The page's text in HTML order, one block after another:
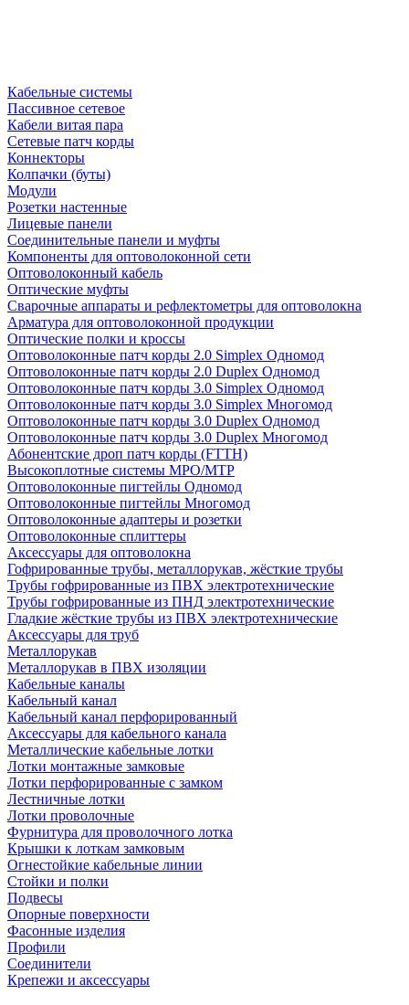
Кабельные системы
Пассивное сетевое
Кабели витая пара
Сетевые патч корды
Коннекторы
Колпачки (буты)
Модули
Розетки настенные
Лицевые панели
Соединительные панели и муфты
Компоненты для оптоволоконной сети
Оптоволоконный кабель
Оптические муфты
Сварочные аппараты и рефлектометры для оптоволокна
Арматура для оптоволоконной продукции
Оптические полки и кроссы
Оптоволоконные патч корды 2.0 Simplex Одномод
Оптоволоконные патч корды 2.0 Duplex Одномод
Оптоволоконные патч корды 3.0 Simplex Одномод
Оптоволоконные патч корды 3.0 Simplex Многомод
Оптоволоконные патч корды 3.0 Duplex Одномод
Оптоволоконные патч корды 3.0 Duplex Многомод
Абонентские дроп патч корды (FTTH)
Высокоплотные системы MPO/MTP
Оптоволоконные пигтейлы Одномод
Оптоволоконные пигтейлы Многомод
Оптоволоконные адаптеры и розетки
Оптоволоконные сплиттеры
Аксессуары для оптоволокна
Гофрированные трубы, металлорукав, жёсткие трубы
Трубы гофрированные из ПВХ электротехнические
Трубы гофрированные из ПНД электротехнические
Гладкие жёсткие трубы из ПВХ электротехнические
Аксессуары для труб
Металлорукав
Металлорукав в ПВХ изоляции
Кабельные каналы
Кабельный канал
Кабельный канал перфорированный
Аксессуары для кабельного канала
Металлические кабельные лотки
Лотки монтажные замковые
Лотки перфорированные с замком
Лестничные лотки
Лотки проволочные
Фурнитура для проволочного лотка
Крышки к лоткам замковым
Огнестойкие кабельные линии
Стойки и полки
Подвесы
Опорные поверхности
Фасонные изделия
Профили
Соединители
Крепежи и аксессуары